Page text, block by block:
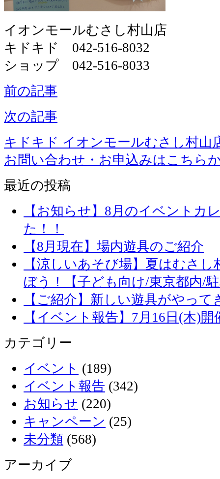
イオンモールむさし村山店
キドキド 042-516-8032
ショップ 042-516-8033
前の記事
次の記事
キドキド イオンモールむさし村山
お問い合わせ・お申込みはこちら
最近の投稿
【お知らせ】8月のイベントカ
た！！
【8月現在】場内遊具のご紹介
【涼しいあそび場】夏はむさ
ぼう！【子ども向け/東京都内/
【ご紹介】新しい遊具がやって
【イベント報告】7月16日(木)
カテゴリー
イベント (189)
イベント報告 (342)
お知らせ (220)
キャンペーン (25)
未分類 (568)
アーカイブ